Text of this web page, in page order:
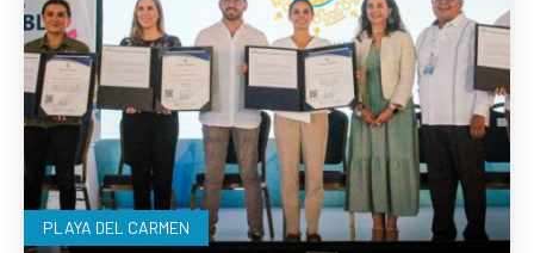
PLAYA DEL CARMEN